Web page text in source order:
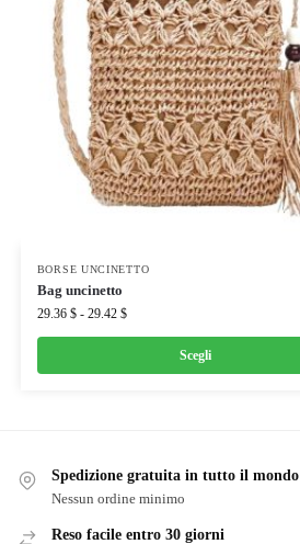
BORSE UNCINETTO
Bag uncinetto
29.36 $ - 29.42 $
Scegli
Spedizione gratuita in tutto il mondo
Nessun ordine minimo
Reso facile entro 30 giorni